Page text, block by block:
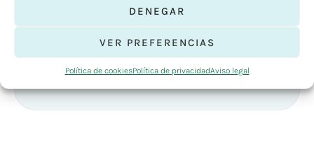
DENEGAR
VER PREFERENCIAS
Política de cookiesPolítica de privacidadAviso legal